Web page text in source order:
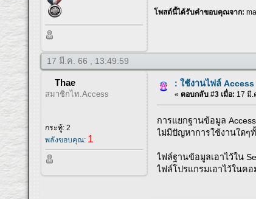
โพสต์นี้ได้รับคำขอบคุณจาก:
17 มี.ค. 66 , 13:49:59
Thae
สมาชิกไท.Access
กระทู้: 2
พลังขอบคุณ: 1
: ใช้งานไฟล์
« ตอบกลับ #3 เมื่อ: 17 มี.
การแยกฐานข้อมูล
ไม่มีปัญหาการใช้งานใดๆ
ไฟล์ฐานข้อมูลเอาไว้ใน
ไฟล์โปรแกรมเอาไว้ในคอ